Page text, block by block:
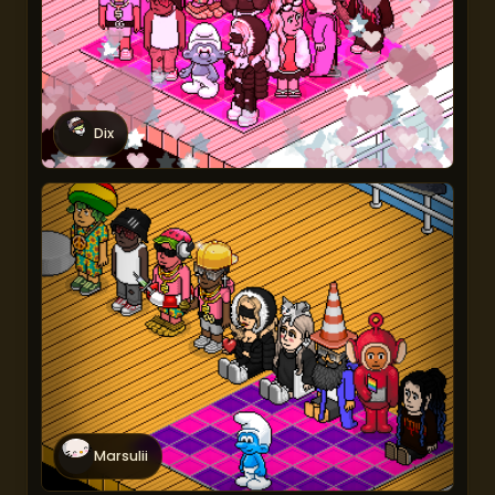
Dix
Marsulii